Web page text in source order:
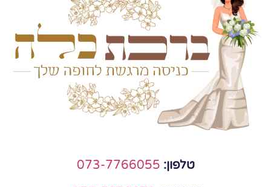
טלפון: 073-7766055